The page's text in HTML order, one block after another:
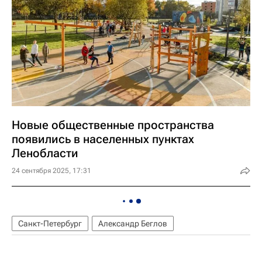
Новые общественные пространства
появились в населенных пунктах
Ленобласти
24 сентября 2025, 17:31
Санкт-Петербург Александр Беглов